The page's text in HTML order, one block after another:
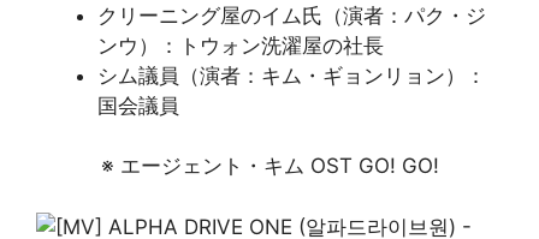
クリーニング屋のイム氏（演者：パク・ジ
ンウ）：トウォン洗濯屋の社長
シム議員（演者：キム・ギョンリョン）：
国会議員
※ エージェント・キム OST GO! GO!